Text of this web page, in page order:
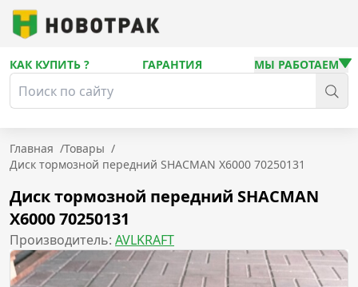
КАК КУПИТЬ ? ГАРАНТИЯ МЫ РАБОТАЕМ
Главная /Товары /
Диск тормозной передний SHACMAN X6000 70250131
Диск тормозной передний SHACMAN
X6000 70250131
Производитель: AVLKRAFT